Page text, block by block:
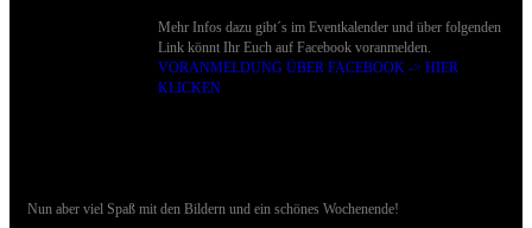
Mehr Infos dazu gibt´s im Eventkalender und über folgenden
Link könnt Ihr Euch auf Facebook voranmelden.
VORANMELDUNG ÜBER FACEBOOK -> HIER
KLICKEN
Nun aber viel Spaß mit den Bildern und ein schönes Wochenende!